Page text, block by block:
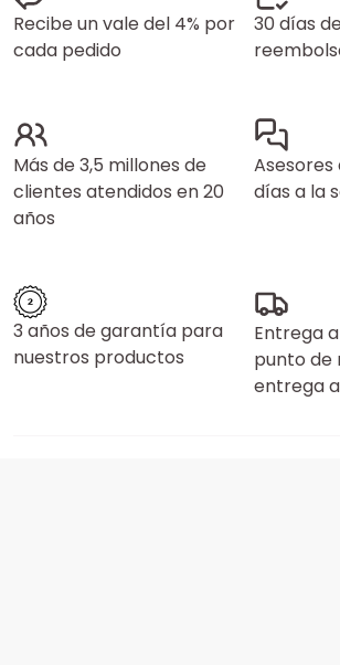
Recibe un vale del 4% por
cada pedido
30 días
Más de 3,5 millones de
clientes atendidos en 20
años
Asesores
días a la
3 años de garantía para
nuestros productos
Entrega
punto de
entrega